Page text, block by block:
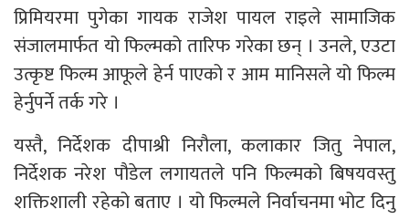
प्रिमियरमा पुगेका गायक राजेश पायल राइले सामाजिक
संजालमार्फत यो फिल्मको तारिफ गरेका छन् । उनले, एउटा
उत्कृष्ट फिल्म आफूले हेर्न पाएको र आम मानिसले यो फिल्म
हेर्नुपर्ने तर्क गरे ।
यस्तै, निर्देशक दीपाश्री निरौला, कलाकार जितु नेपाल,
निर्देशक नरेश पौडेल लगायतले पनि फिल्मको बिषयवस्तु
शक्तिशाली रहेको बताए । यो फिल्मले निर्वाचनमा भोट दिनु